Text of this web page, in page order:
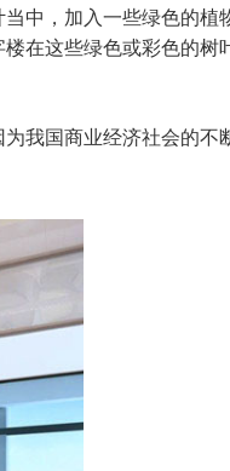
中，加入一些绿色的植
在这些绿色或彩色的树
我国商业经济社会的不